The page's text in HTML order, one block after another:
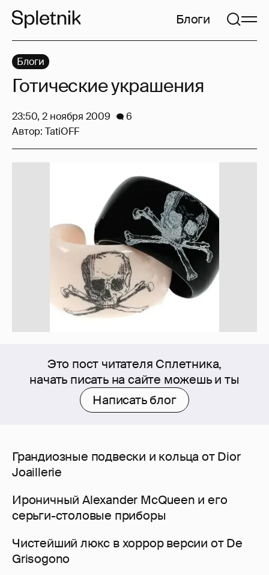
Блоги
Это пост читателя Сплетника,
начать писать на сайте можешь и ты
Написать блог
Грандиозные подвески и кольца от Dior
Joaillerie
Ироничный Alexander McQueen и его
серьги-столовые приборы
Чистейший люкс в хоррор версии от De
Grisogono
Блоги
Готические украшения
23:50, 2 ноября 2009
6
Автор: TatiOFF